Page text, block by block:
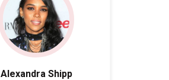
Alexandra Shipp